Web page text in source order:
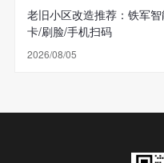
老旧小区改造推荐：铁军
卡/刷脸/手机扫码
2026/08/05